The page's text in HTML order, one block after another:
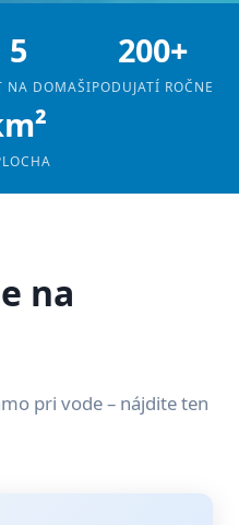
5
NA DOMAŠI
200+
PODUJATÍ ROČNE
na
pri vode – nájdite ten